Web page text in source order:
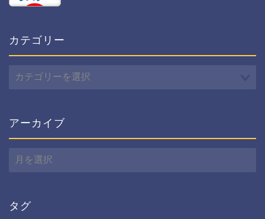
カテゴリー
テ
ー
アーカイブ
ー
ブ
タグ